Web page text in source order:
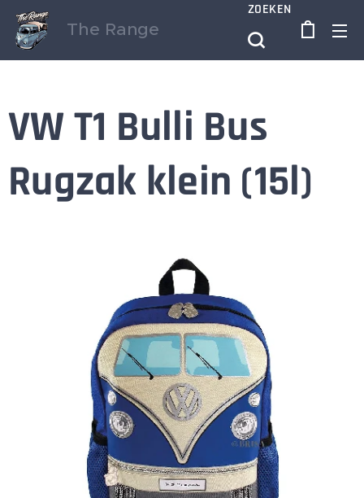
The Range
ZOEKEN
VW T1 Bulli Bus
Rugzak klein (15l)